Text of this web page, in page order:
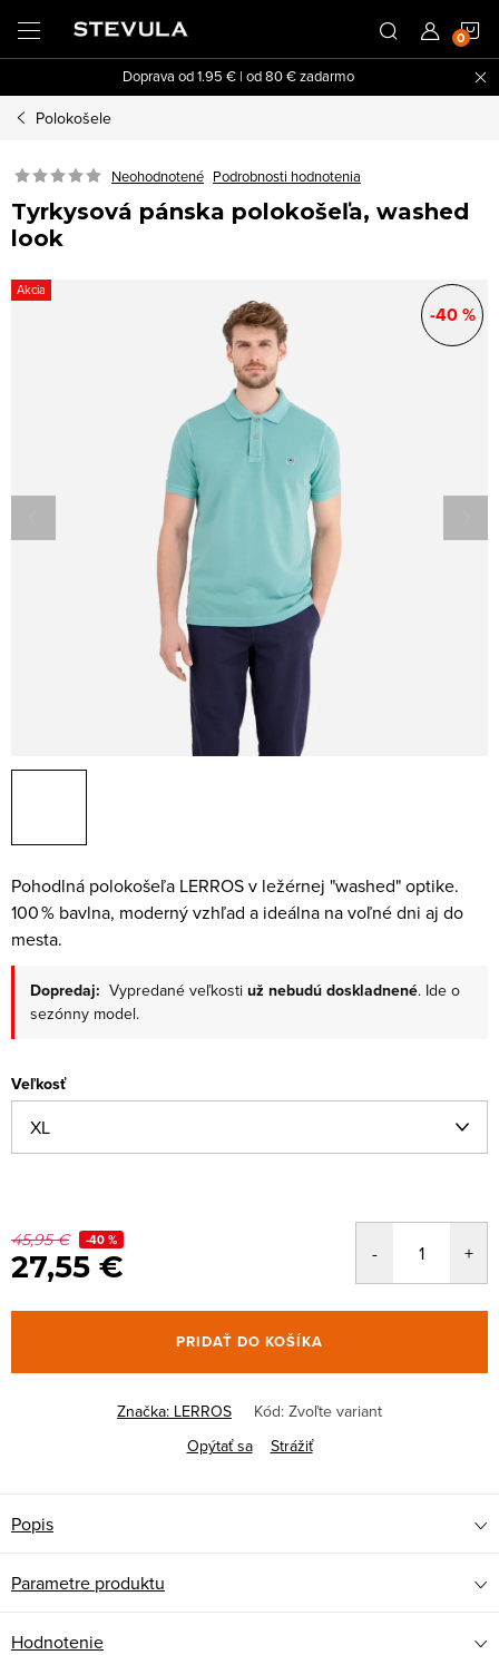
obsah
Doprava od 1.95 € | od 80 € zadarmo
Polokošele
Neohodnotené Podrobnosti hodnotenia
Tyrkysová pánska polokošeľa, washed
look
Akcia
-40 %
Pohodlná polokošeľa LERROS v ležérnej "washed" optike.
100 % bavlna, moderný vzhľad a ideálna na voľné dni aj do
mesta.
Dopredaj: Vypredané veľkosti už nebudú doskladnené. Ide o
sezónny model.
Veľkosť
45,95 € -40 %
27,55 €
PRIDAŤ DO KOŠÍKA
Značka: LERROS Kód: Zvoľte variant
Opýtať sa
Strážiť
Popis
Parametre produktu
Hodnotenie